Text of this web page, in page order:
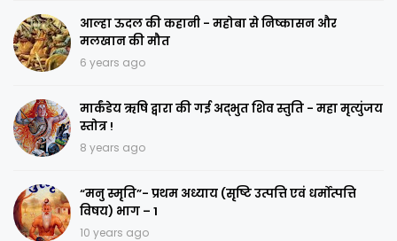
आल्हा ऊदल की कहानी - महोबा से निष्कासन और
मलखान की मौत
6 years ago
मार्कंडेय ऋषि द्वारा की गई अद्भुत शिव स्तुति - महा मृत्युंजय
स्तोत्र !
8 years ago
“मनु स्मृति”- प्रथम अध्याय (सृष्टि उत्पत्ति एवं धर्मोत्पत्ति
विषय) भाग – 1
10 years ago